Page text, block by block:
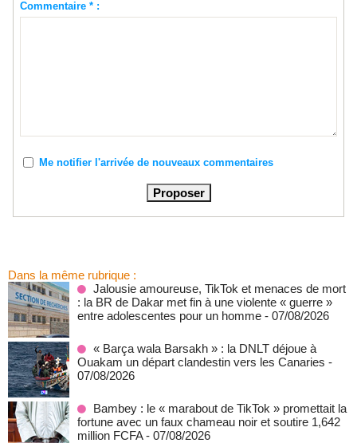
Commentaire * :
Me notifier l'arrivée de nouveaux commentaires
Dans la même rubrique :
Jalousie amoureuse, TikTok et menaces de mort
: la BR de Dakar met fin à une violente « guerre »
entre adolescentes pour un homme - 07/08/2026
« Barça wala Barsakh » : la DNLT déjoue à
Ouakam un départ clandestin vers les Canaries -
07/08/2026
Bambey : le « marabout de TikTok » promettait la
fortune avec un faux chameau noir et soutire 1,642
million FCFA - 07/08/2026